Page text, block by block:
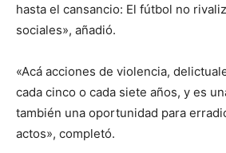
hasta el cansancio: El fútbol no
sociales», añadió.
«Acá acciones de violencia,
cada cinco o cada siete años, y es
también una oportunidad para
actos», completó.